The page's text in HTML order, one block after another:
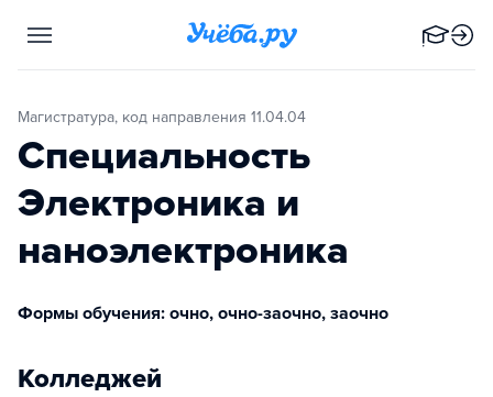
Магистратура, код направления 11.04.04
Специальность
Электроника и
наноэлектроника
Формы обучения: очно, очно-заочно, заочно
Колледжей